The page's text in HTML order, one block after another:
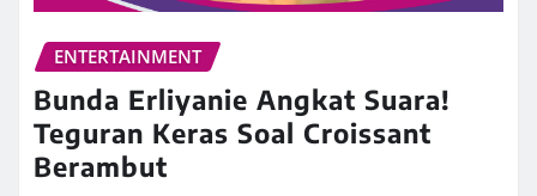
ENTERTAINMENT
Bunda Erliyanie Angkat Suara!
Teguran Keras Soal Croissant
Berambut